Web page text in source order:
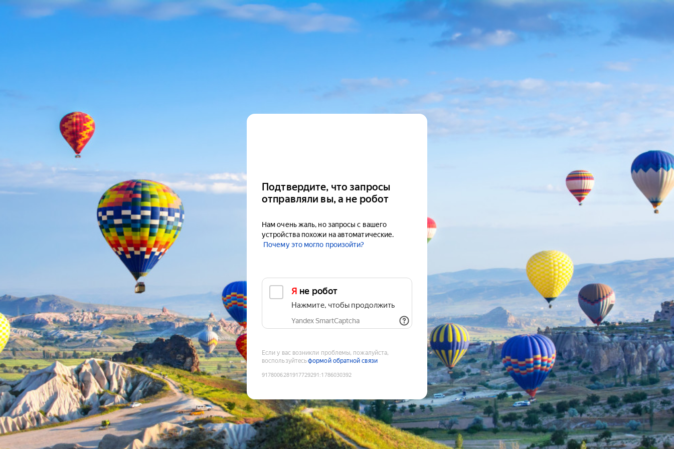
Подтвердите, что запросы
отправляли вы, а не робот
Нам очень жаль, но запросы с вашего
устройства похожи на автоматические.
Почему это могло произойти?
Я не робот
Нажмите, чтобы продолжить
Yandex SmartCaptcha
Если у вас возникли проблемы, пожалуйста,
воспользуйтесьформой обратной связи
9178006281917729291 :1786030392